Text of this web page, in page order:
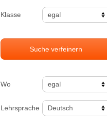
Klasse
Suche verfeinern
Wo
Lehrsprache